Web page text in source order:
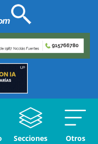
Secciones Otros